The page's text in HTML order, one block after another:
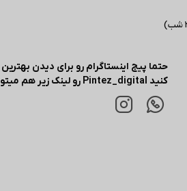
حتما پیج اینستاگرام رو برای دیدن
کنید Pintez_digital رو لینک زیر هم میتونید کلیک کنید